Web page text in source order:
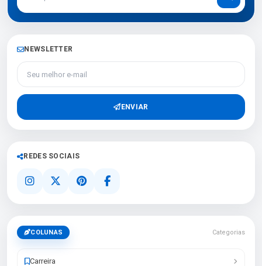
NEWSLETTER
Seu melhor e-mail
ENVIAR
REDES SOCIAIS
COLUNAS Categorias
Carreira